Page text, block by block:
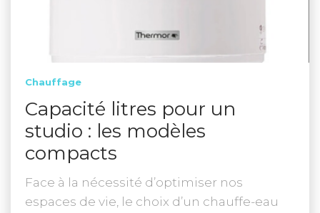
Chauffage
Capacité litres pour un
studio : les modèles
compacts
Face à la nécessité d’optimiser nos
espaces de vie, le choix d’un chauffe-eau